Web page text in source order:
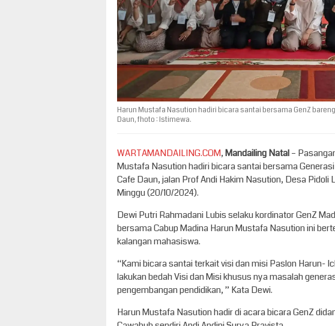
Harun Mustafa Nasution hadiri bicara santai bersama GenZ
Daun, fhoto : Istimewa.
WARTAMANDAILING.COM,Mandailing Natal–
Mustafa Nasution hadiri bicara santai bersama
Cafe Daun, jalan Prof Andi Hakim Nasution, Desa
Minggu (20/10/2024).
Dewi Putri Rahmadani Lubis selaku kordinator GenZ
bersama Cabup Madina Harun Mustafa Nasution ini
kalangan mahasiswa.
“Kami bicara santai terkait visi dan misi Paslon Harun-
lakukan bedah Visi dan Misi khusus nya masalah
pengembangan pendidikan, ” Kata Dewi.
Harun Mustafa Nasution hadir di acara bicara GenZ